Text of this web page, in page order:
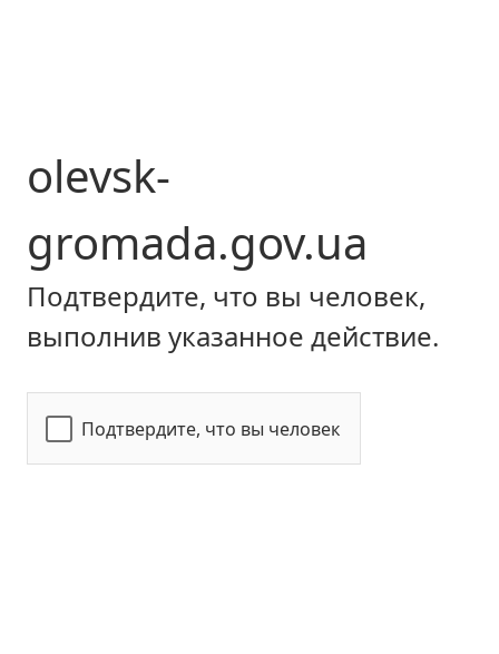
olevsk-
gromada.gov.ua
Подтвердите, что вы человек,
выполнив указанное действие.
Подтвердите, что вы человек